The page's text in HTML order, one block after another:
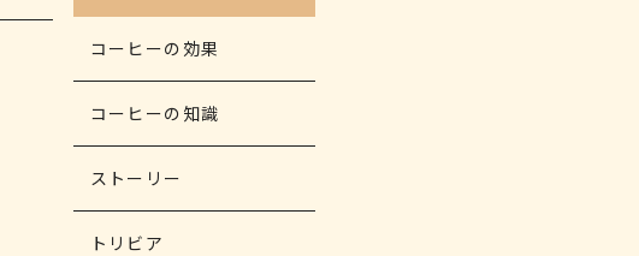
コーヒーの効果
コーヒーの知識
ストーリー
トリビア